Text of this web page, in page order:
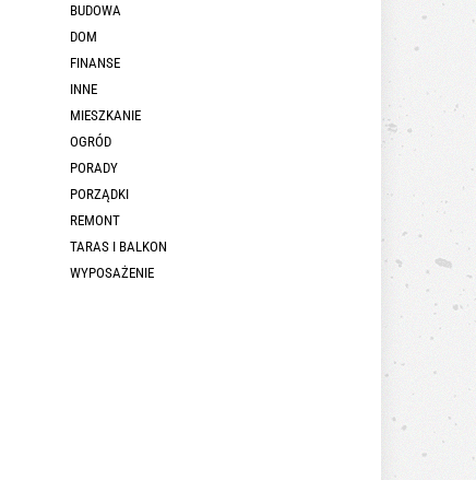
BUDOWA
DOM
FINANSE
INNE
MIESZKANIE
OGRÓD
PORADY
PORZĄDKI
REMONT
TARAS I BALKON
WYPOSAŻENIE